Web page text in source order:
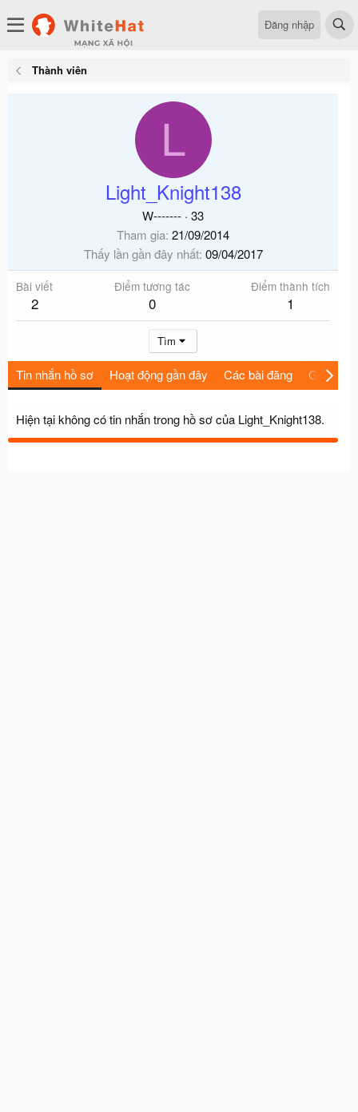
Đăng nhập
Thành viên
L
Light_Knight138
W------- · 33
Tham gia 21/09/2014
Thấy lần gần đây nhất 09/04/2017
Bài viết
2
Điểm tương tác
0
Điểm thành tích
1
Tìm
Tin nhắn hồ sơ Hoạt động gần đây Các bài đăng Giới thiệu
Hiện tại không có tin nhắn trong hồ sơ của Light_Knight138.